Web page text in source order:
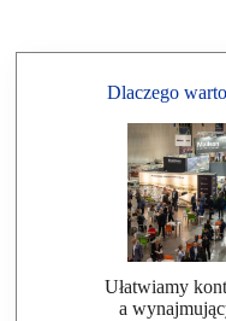
Dlaczego
Ułatwiamy
a